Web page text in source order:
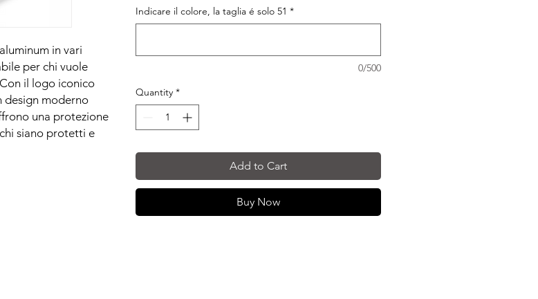
in vari
per chi vuole
il logo iconico
design moderno
una protezione
siano protetti e
Indicare il colore, la taglia é solo 51 *
0/500
Quantity *
Add to Cart
Buy Now